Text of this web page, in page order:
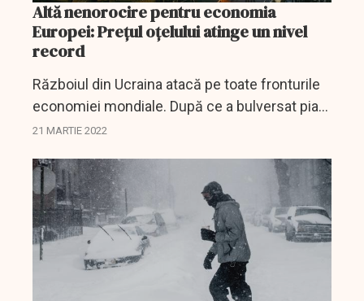
Altă nenorocire pentru economia
Europei: Preţul oţelului atinge un nivel
record
Războiul din Ucraina atacă pe toate fronturile
economiei mondiale. După ce a bulversat piața
petrolului și a gazelor naturale, efectele
piața...
21 MARTIE 2022